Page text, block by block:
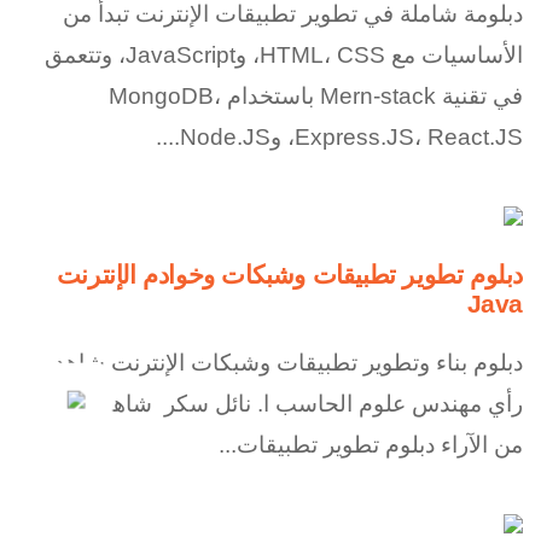
دبلومة شاملة في تطوير تطبيقات الإنترنت تبدأ من
الأساسيات مع HTML، CSS، وJavaScript، وتتعمق
في تقنية Mern-stack باستخدام MongoDB،
Express.JS، React.JS، وNode.JS....
دبلوم تطوير تطبيقات وشبكات وخوادم الإنترنت
Java
دبلوم بناء وتطوير تطبيقات وشبكات الإنترنت شاهد
رأي مهندس علوم الحاسب ا. نائل سكر شاهد المزيد
من الآراء دبلوم تطوير تطبيقات...